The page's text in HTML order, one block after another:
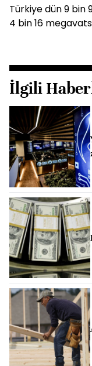
Türkiye dün 9
4 bin 16
İlgili